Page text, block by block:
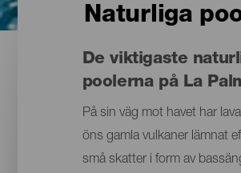
Naturliga
De viktigaste
poolerna på La
På sin väg mot havet har
öns gamla vulkaner lämnat
små skatter i form av